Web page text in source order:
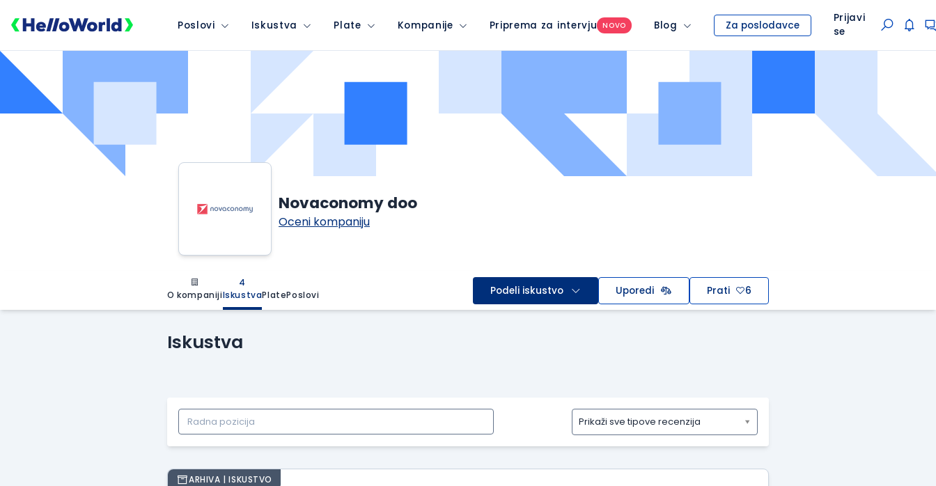
Poslovi Iskustva Plate Kompanije Priprema za intervju NOVO Blog Za poslodavce
Prijavi
se
Novaconomy doo
Oceni kompaniju
O kompaniji
4
IskustvaPlatePoslovi Podeli iskustvo Uporedi Prati 6
Iskustva
Prikaži sve tipove recenzija
Prikaži
sve
tipove
ARHIVA | ISKUSTVO